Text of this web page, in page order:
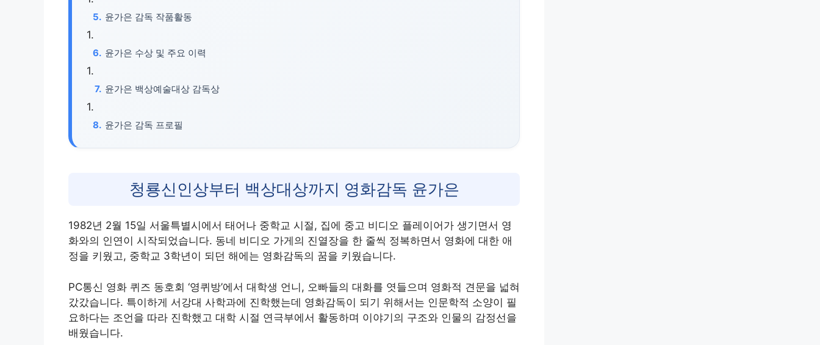
윤가은 감독 작품활동
윤가은 수상 및 주요 이력
윤가은 백상예술대상 감독상
윤가은 감독 프로필
청룡신인상부터 백상대상까지 영화감독 윤가은
1982년 2월 15일 서울특별시에서 태어나 중학교 시절, 집에 중고 비디오 플레이어가 생기면서 영
화와의 인연이 시작되었습니다. 동네 비디오 가게의 진열장을 한 줄씩 정복하면서 영화에 대한 애
정을 키웠고, 중학교 3학년이 되던 해에는 영화감독의 꿈을 키웠습니다.
PC통신 영화 퀴즈 동호회 ‘영퀴방’에서 대학생 언니, 오빠들의 대화를 엿들으며 영화적 견문을 넓혀
갔갔습니다. 특이하게 서강대 사학과에 진학했는데 영화감독이 되기 위해서는 인문학적 소양이 필
요하다는 조언을 따라 진학했고 대학 시절 연극부에서 활동하며 이야기의 구조와 인물의 감정선을
배웠습니다.